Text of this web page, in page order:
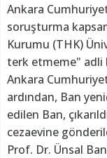
Ankara
soruşturma
Kurumu (THK)
terk etmeme" adli
Ankara
ardından, Ban
edilen Ban,
cezaevine
Prof. Dr. Ünsal